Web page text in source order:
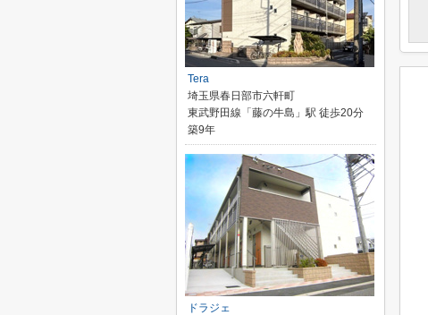
Tera
埼玉県春日部市六軒町
東武野田線「藤の牛島」駅 徒歩20分
築9年
ドラジェ